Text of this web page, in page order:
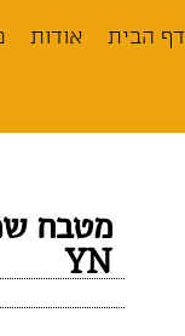
דף הבית אודות
מטבח
YN